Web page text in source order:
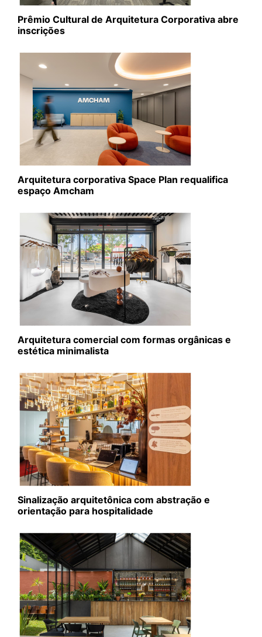
Prêmio Cultural de Arquitetura Corporativa abre
inscrições
Arquitetura corporativa Space Plan requalifica
espaço Amcham
Arquitetura comercial com formas orgânicas e
estética minimalista
Sinalização arquitetônica com abstração e
orientação para hospitalidade